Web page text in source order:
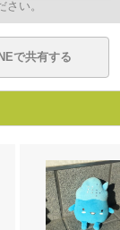
い。
で共有する